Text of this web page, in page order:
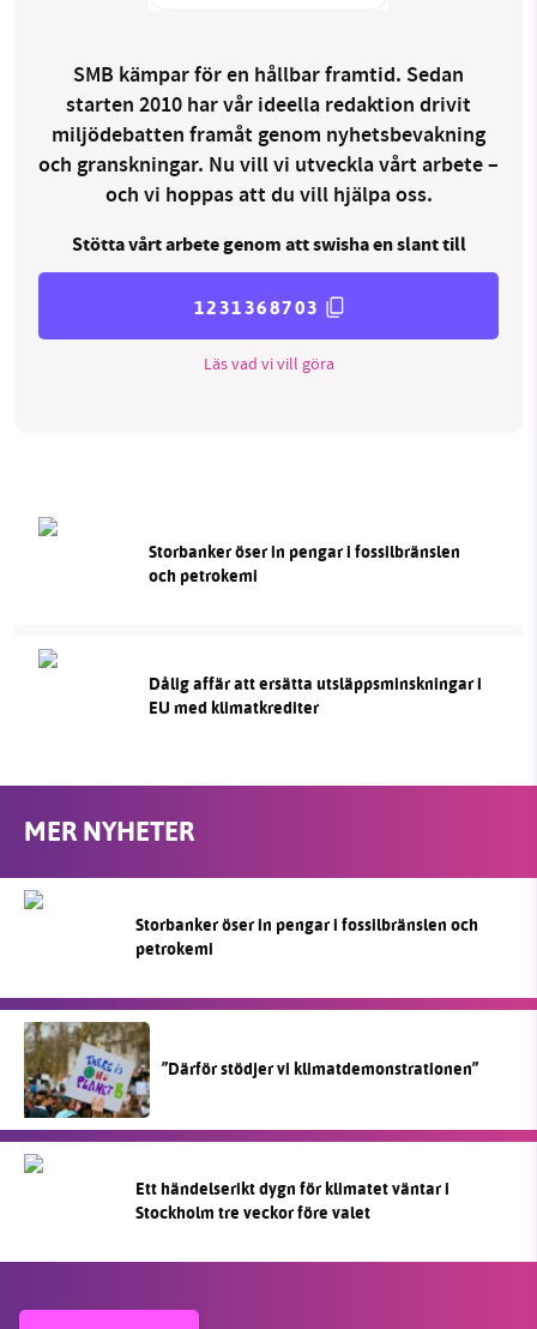
SMB kämpar för en hållbar framtid. Sedan
starten 2010 har vår ideella redaktion drivit
miljödebatten framåt genom nyhetsbevakning
och granskningar. Nu vill vi utveckla vårt arbete –
och vi hoppas att du vill hjälpa oss.
Stötta vårt arbete genom att swisha en slant till
1231368703
Läs vad vi vill göra
Storbanker öser in pengar i fossilbränslen
och petrokemi
Dålig affär att ersätta utsläppsminskningar i
EU med klimatkrediter
MER NYHETER
Storbanker öser in pengar i fossilbränslen och
petrokemi
”Därför stödjer vi klimatdemonstrationen”
Ett händelserikt dygn för klimatet väntar i
Stockholm tre veckor före valet